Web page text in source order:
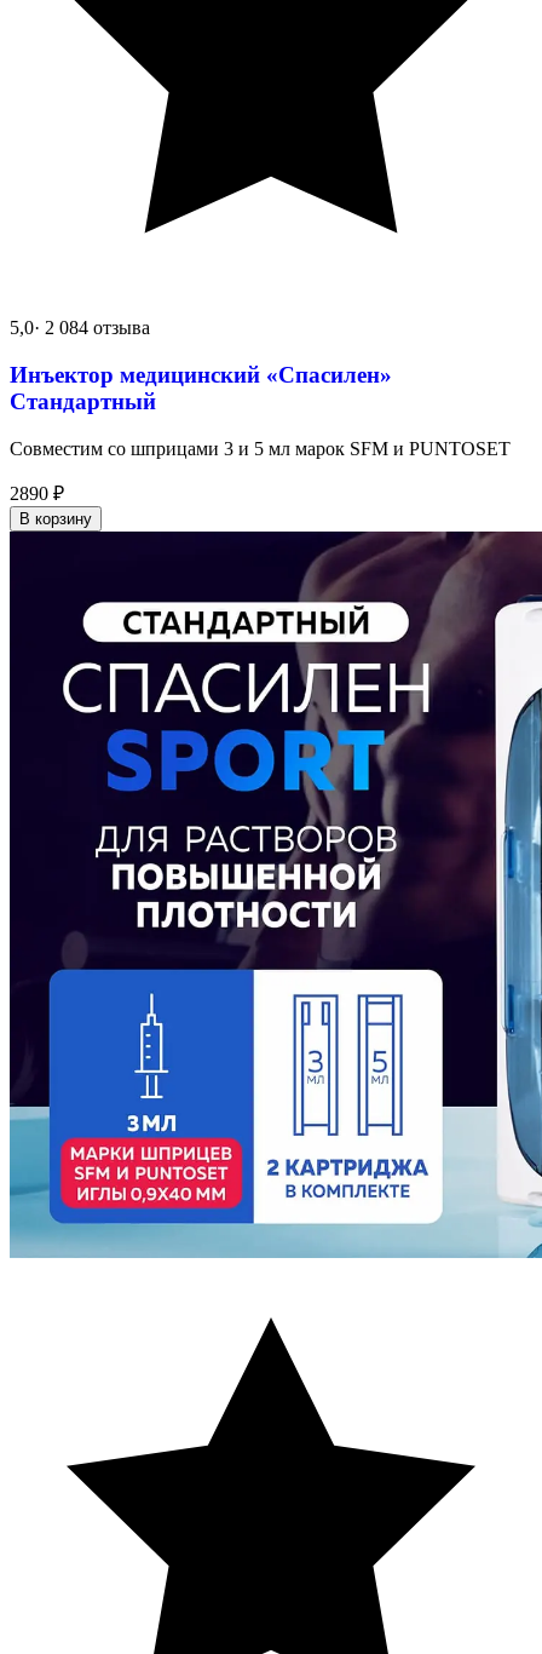
5,0· 2 084 отзыва
Инъектор медицинский «Спасилен»
Стандартный
Совместим со шприцами 3 и 5 мл марок SFM и PUNTOSET
2890 ₽
В корзину